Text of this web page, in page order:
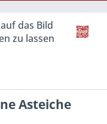
das Bild
zu lassen
Asteiche